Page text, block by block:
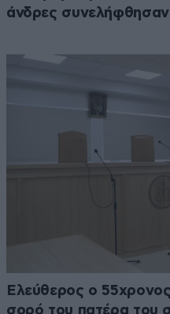
άνδρες
Ελεύθερος ο
σορό του πατέρα του